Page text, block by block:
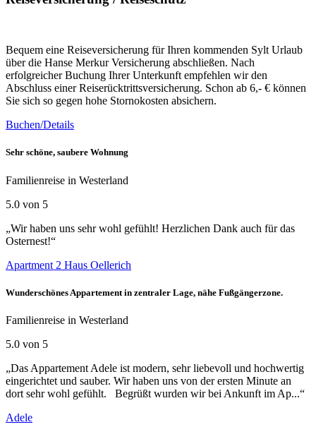
Bequem eine Reiseversicherung für Ihren kommenden Sylt Urlaub
über die Hanse Merkur Versicherung abschließen. Nach
erfolgreicher Buchung Ihrer Unterkunft empfehlen wir den
Abschluss einer Reiserücktrittsversicherung. Schon ab 6,- € können
Sie sich so gegen hohe Stornokosten absichern.
Buchen/Details
Sehr schöne, saubere Wohnung
Familienreise in Westerland
5.0 von 5
„Wir haben uns sehr wohl gefühlt! Herzlichen Dank auch für das
Osternest!“
Apartment 2 Haus Oellerich
Wunderschönes Appartement in zentraler Lage, nähe Fußgängerzone.
Familienreise in Westerland
5.0 von 5
„Das Appartement Adele ist modern, sehr liebevoll und hochwertig
eingerichtet und sauber. Wir haben uns von der ersten Minute an
dort sehr wohl gefühlt. Begrüßt wurden wir bei Ankunft im Ap...“
Adele